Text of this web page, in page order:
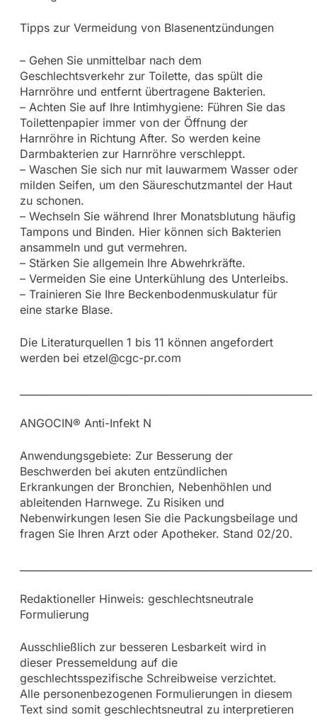
Tipps zur Vermeidung von Blasenentzündungen
– Gehen Sie unmittelbar nach dem
Geschlechtsverkehr zur Toilette, das spült die
Harnröhre und entfernt übertragene Bakterien.
– Achten Sie auf Ihre Intimhygiene: Führen Sie das
Toilettenpapier immer von der Öffnung der
Harnröhre in Richtung After. So werden keine
Darmbakterien zur Harnröhre verschleppt.
– Waschen Sie sich nur mit lauwarmem Wasser oder
milden Seifen, um den Säureschutzmantel der Haut
zu schonen.
– Wechseln Sie während Ihrer Monatsblutung häufig
Tampons und Binden. Hier können sich Bakterien
ansammeln und gut vermehren.
– Stärken Sie allgemein Ihre Abwehrkräfte.
– Vermeiden Sie eine Unterkühlung des Unterleibs.
– Trainieren Sie Ihre Beckenbodenmuskulatur für
eine starke Blase.
Die Literaturquellen 1 bis 11 können angefordert
werden bei etzel@cgc-pr.com
ANGOCIN® Anti-Infekt N
Anwendungsgebiete: Zur Besserung der
Beschwerden bei akuten entzündlichen
Erkrankungen der Bronchien, Nebenhöhlen und
ableitenden Harnwege. Zu Risiken und
Nebenwirkungen lesen Sie die Packungsbeilage und
fragen Sie Ihren Arzt oder Apotheker. Stand 02/20.
Redaktioneller Hinweis: geschlechtsneutrale
Formulierung
Ausschließlich zur besseren Lesbarkeit wird in
dieser Pressemeldung auf die
geschlechtsspezifische Schreibweise verzichtet.
Alle personenbezogenen Formulierungen in diesem
Text sind somit geschlechtsneutral zu interpretieren